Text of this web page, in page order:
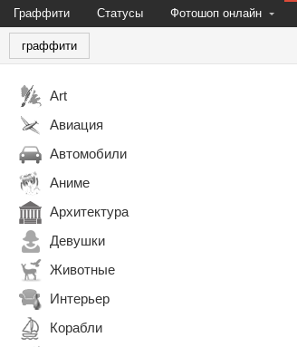
Граффити Статусы Фотошоп онлайн
граффити
Art
Авиация
Автомобили
Аниме
Архитектура
Девушки
Животные
Интерьер
Корабли